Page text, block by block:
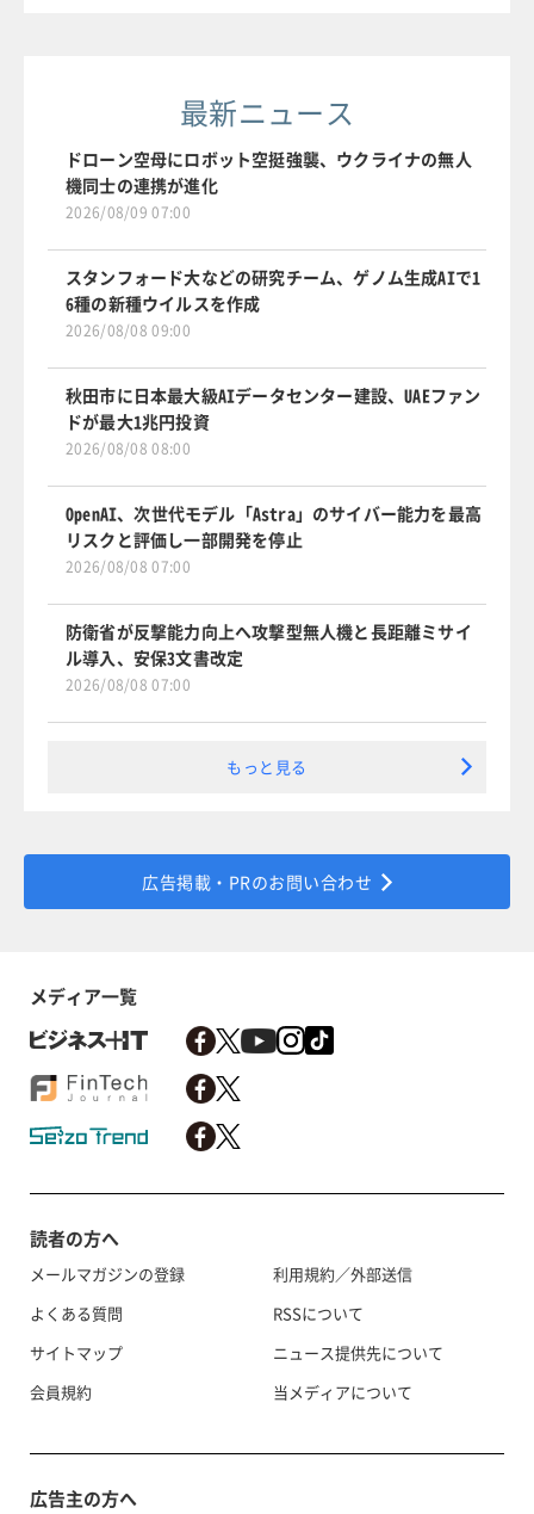
最新ニュース
ドローン空母にロボット空挺強襲、ウクライナの無人
機同士の連携が進化
2026/08/09 07:00
スタンフォード大などの研究チーム、ゲノム生成AIで1
6種の新種ウイルスを作成
2026/08/08 09:00
秋田市に日本最大級AIデータセンター建設、UAEファン
ドが最大1兆円投資
2026/08/08 08:00
OpenAI、次世代モデル「Astra」のサイバー能力を最高
リスクと評価し一部開発を停止
2026/08/08 07:00
防衛省が反撃能力向上へ攻撃型無人機と長距離ミサイ
ル導入、安保3文書改定
2026/08/08 07:00
もっと見る
広告掲載・PRのお問い合わせ
メディア一覧
読者の方へ
メールマガジンの登録
よくある質問
サイトマップ
会員規約
利用規約／外部送信
RSSについて
ニュース提供先について
当メディアについて
広告主の方へ